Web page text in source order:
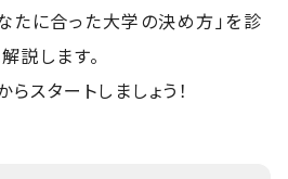
たに合った大学の決め方」を診
説します。
スタートしましょう！